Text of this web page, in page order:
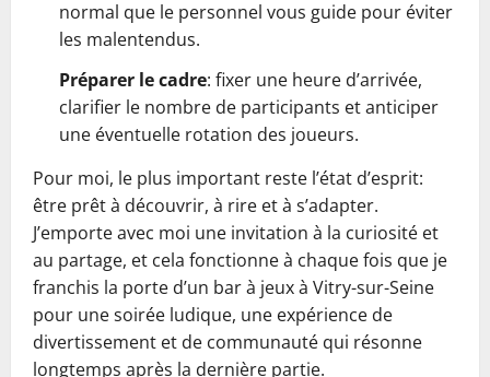
normal que le personnel vous guide pour éviter
les malentendus.
Préparer le cadre: fixer une heure d’arrivée,
clarifier le nombre de participants et anticiper
une éventuelle rotation des joueurs.
Pour moi, le plus important reste l’état d’esprit:
être prêt à découvrir, à rire et à s’adapter.
J’emporte avec moi une invitation à la curiosité et
au partage, et cela fonctionne à chaque fois que je
franchis la porte d’un bar à jeux à Vitry-sur-Seine
pour une soirée ludique, une expérience de
divertissement et de communauté qui résonne
longtemps après la dernière partie.